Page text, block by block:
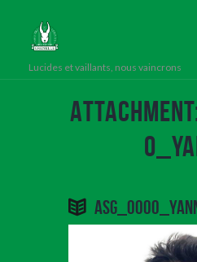
Lucides et vaillants, nous vaincrons